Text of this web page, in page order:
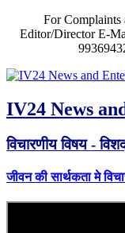
For Complaints
Editor/Director E-
IV24 News
विचारणीय विषय -
जीवन की सार्थकता मे